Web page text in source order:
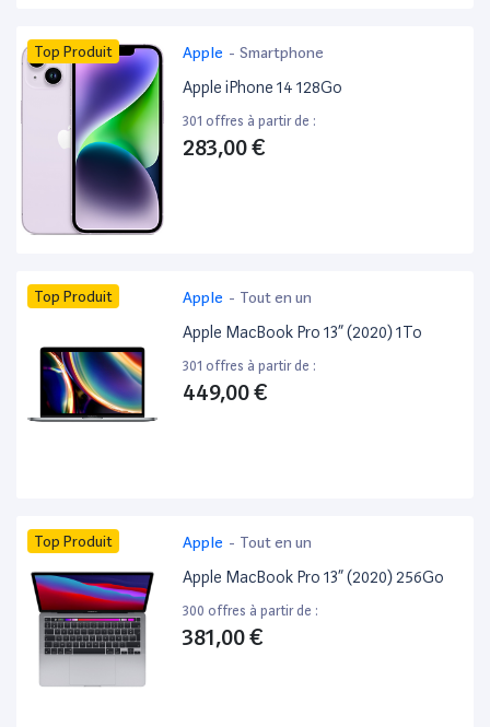
Top Produit Apple - Smartphone
Apple iPhone 14 128Go
301 offres à partir de :
283,00 €
Top Produit Apple - Tout en un
Apple MacBook Pro 13” (2020) 1To
301 offres à partir de :
449,00 €
Top Produit Apple - Tout en un
Apple MacBook Pro 13” (2020) 256Go
300 offres à partir de :
381,00 €